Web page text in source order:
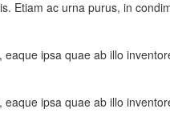
Etiam ac urna purus, in
ipsa quae ab illo
ipsa quae ab illo